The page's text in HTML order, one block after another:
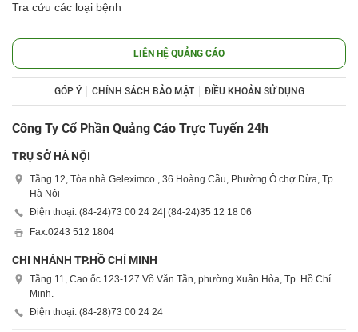
Tra cứu các loại bệnh
LIÊN HỆ QUẢNG CÁO
GÓP Ý CHÍNH SÁCH BẢO MẬT ĐIỀU KHOẢN SỬ DỤNG
Công Ty Cổ Phần Quảng Cáo Trực Tuyến 24h
TRỤ SỞ HÀ NỘI
Tầng 12, Tòa nhà Geleximco , 36 Hoàng Cầu, Phường Ô chợ Dừa, Tp.
Hà Nội
Điện thoại: (84-24)73 00 24 24 | (84-24)35 12 18 06
Fax:0243 512 1804
CHI NHÁNH TP.HỒ CHÍ MINH
Tầng 11, Cao ốc 123-127 Võ Văn Tần, phường Xuân Hòa, Tp. Hồ Chí
Minh.
Điện thoại: (84-28)73 00 24 24